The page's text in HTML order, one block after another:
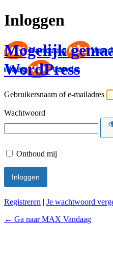
Inloggen
Mogelijk
WordPress
Gebruikersnaam of e-mailadres
Wachtwoord
Onthoud mij
Registreren | Je wachtwoord
← Ga naar MAX Vandaag